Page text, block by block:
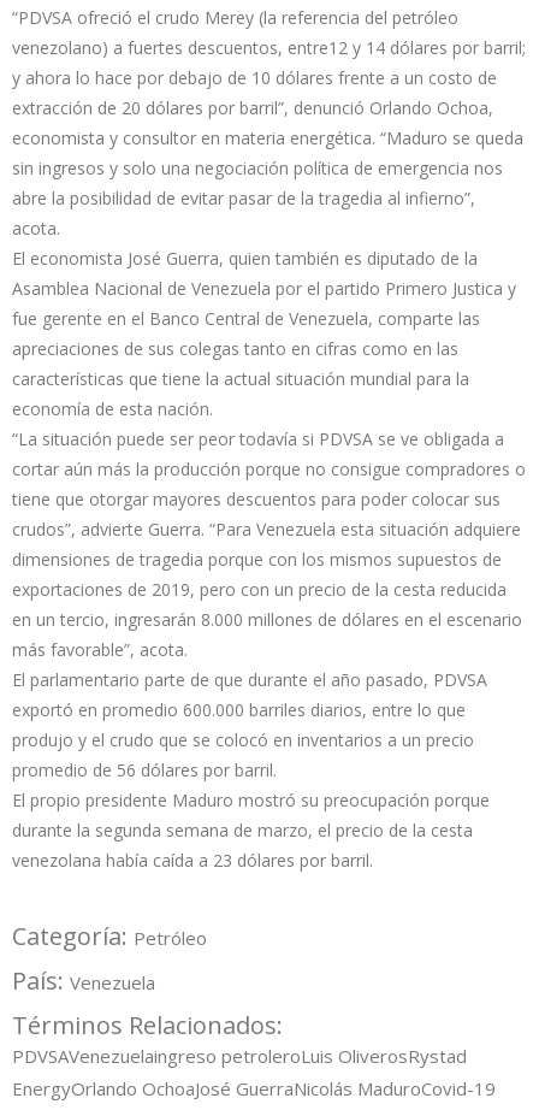
“PDVSA ofreció el crudo Merey (la referencia del petróleo
venezolano) a fuertes descuentos, entre12 y 14 dólares por barril;
y ahora lo hace por debajo de 10 dólares frente a un costo de
extracción de 20 dólares por barril”, denunció Orlando Ochoa,
economista y consultor en materia energética. “Maduro se queda
sin ingresos y solo una negociación política de emergencia nos
abre la posibilidad de evitar pasar de la tragedia al infierno”,
acota.
El economista José Guerra, quien también es diputado de la
Asamblea Nacional de Venezuela por el partido Primero Justica y
fue gerente en el Banco Central de Venezuela, comparte las
apreciaciones de sus colegas tanto en cifras como en las
características que tiene la actual situación mundial para la
economía de esta nación.
“La situación puede ser peor todavía si PDVSA se ve obligada a
cortar aún más la producción porque no consigue compradores o
tiene que otorgar mayores descuentos para poder colocar sus
crudos”, advierte Guerra. “Para Venezuela esta situación adquiere
dimensiones de tragedia porque con los mismos supuestos de
exportaciones de 2019, pero con un precio de la cesta reducida
en un tercio, ingresarán 8.000 millones de dólares en el escenario
más favorable”, acota.
El parlamentario parte de que durante el año pasado, PDVSA
exportó en promedio 600.000 barriles diarios, entre lo que
produjo y el crudo que se colocó en inventarios a un precio
promedio de 56 dólares por barril.
El propio presidente Maduro mostró su preocupación porque
durante la segunda semana de marzo, el precio de la cesta
venezolana había caída a 23 dólares por barril.
Categoría: Petróleo
País: Venezuela
Términos Relacionados:
PDVSAVenezuelaingreso petroleroLuis OliverosRystad
EnergyOrlando OchoaJosé GuerraNicolás MaduroCovid-19